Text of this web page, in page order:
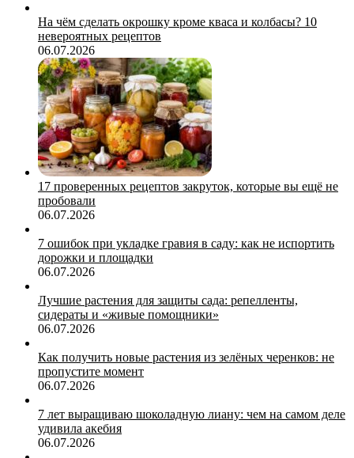
На чём сделать окрошку кроме кваса и колбасы? 10
невероятных рецептов
06.07.2026
17 проверенных рецептов закруток, которые вы ещё не
пробовали
06.07.2026
7 ошибок при укладке гравия в саду: как не испортить
дорожки и площадки
06.07.2026
Лучшие растения для защиты сада: репелленты,
сидераты и «живые помощники»
06.07.2026
Как получить новые растения из зелёных черенков: не
пропустите момент
06.07.2026
7 лет выращиваю шоколадную лиану: чем на самом деле
удивила акебия
06.07.2026